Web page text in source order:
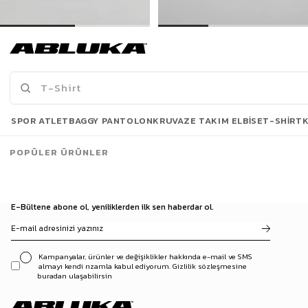
449,90 TL
649,90 TL
Son Bakılanlar
E-Bültene abone ol, yeniliklerden ilk sen haberdar ol.
Kampanyalar, ürünler ve değişiklikler hakkında e-mail ve SMS
almayı kendi rızamla kabul ediyorum. Gizlilik sözleşmesine
buradan ulaşabilirsin
SPOR ATLETBAGGY PANTOLONKRUVAZE TAKIM ELBISET-SHIRT
POPÜLER ÜRÜNLER